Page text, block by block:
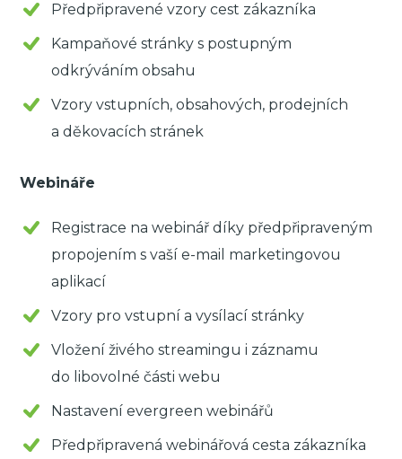
Předpřipravené vzory cest zákazníka
Kampaňové stránky s postupným
odkrýváním obsahu
Vzory vstupních, obsahových, prodejních
a děkovacích stránek
Webináře
Registrace na webinář díky předpřipraveným
propojením s vaší e-mail marketingovou
aplikací
Vzory pro vstupní a vysílací stránky
Vložení živého streamingu i záznamu
do libovolné části webu
Nastavení evergreen webinářů
Předpřipravená webinářová cesta zákazníka